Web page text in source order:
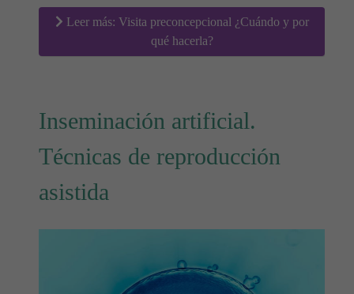
Leer más: Visita preconcepcional ¿Cuándo y por
qué hacerla?
Inseminación artificial.
Técnicas de reproducción
asistida